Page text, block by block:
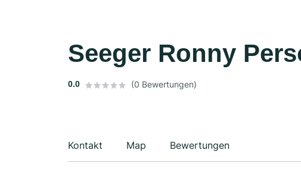
Seeger Ronny
0.0 (0 Bewertungen)
Kontakt Map Bewertungen